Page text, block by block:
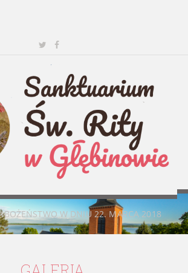
W DNIU 22. MARCA 2018